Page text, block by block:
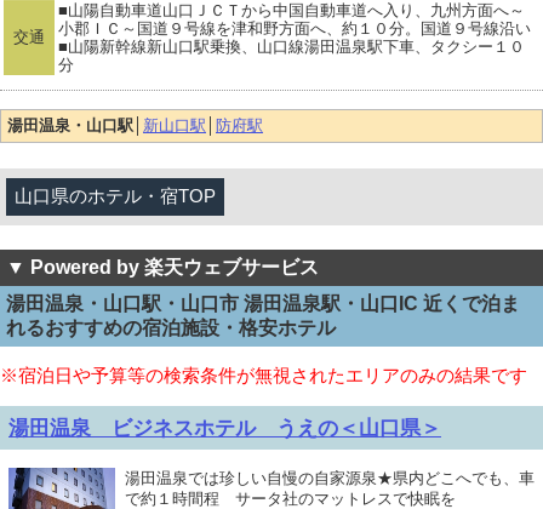
交通
■山陽自動車道山口ＪＣＴから中国自動車道へ入り、九州方面へ～
小郡ＩＣ～国道９号線を津和野方面へ、約１０分。国道９号線沿い
■山陽新幹線新山口駅乗換、山口線湯田温泉駅下車、タクシー１０
分
湯田温泉・山口駅 新山口駅 防府駅
山口県のホテル・宿TOP
▼ Powered by 楽天ウェブサービス
湯田温泉・山口駅・山口市 湯田温泉駅・山口IC 近くで泊ま
れるおすすめの宿泊施設・格安ホテル
※宿泊日や予算等の検索条件が無視されたエリアのみの結果です
湯田温泉 ビジネスホテル うえの＜山口県＞
湯田温泉では珍しい自慢の自家源泉★県内どこへでも、車
で約１時間程 サータ社のマットレスで快眠を